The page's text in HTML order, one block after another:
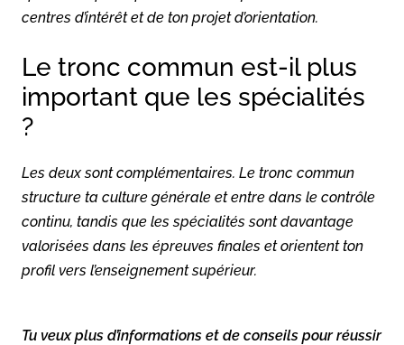
centres d’intérêt et de ton projet d’orientation.
Le tronc commun est-il plus
important que les spécialités
?
Les deux sont complémentaires. Le tronc commun
structure ta culture générale et entre dans le contrôle
continu, tandis que les spécialités sont davantage
valorisées dans les épreuves finales et orientent ton
profil vers l’enseignement supérieur.
Tu veux plus d’informations et de conseils pour réussir